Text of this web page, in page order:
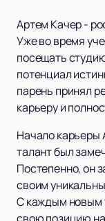
Артем Качер -
Уже во время
посещать
потенциал
парень принял
карьеру и
Начало карьеры
талант был
Постепенно, он
своим
С каждым новым